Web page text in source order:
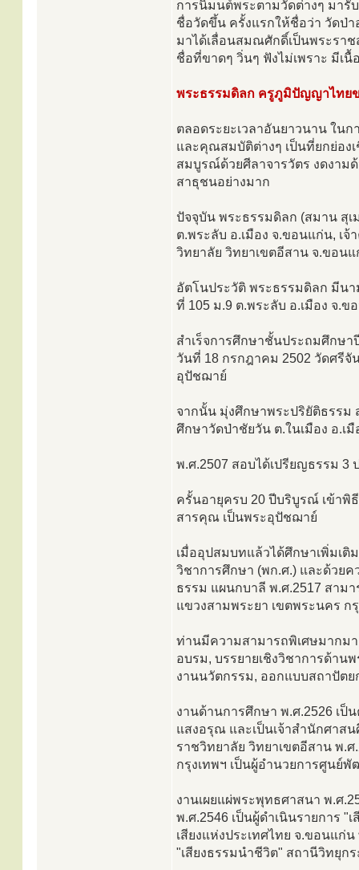
การนิมนต์พระตามวัดต่างๆ มารั
ชื่อวัดขึ้น ครั้งแรกให้ชื่อว่า วัดป่
มาได้เลื่อนสมณศักดิ์เป็นพระรา
ชื่อที่ขาดๆ วิ่นๆ ฟังไม่เพราะ มีเ
พระธรรมดิลก ครูภูมิปัญญาไทย
ตลอดระยะเวลาอันยาวนาน ใน
และคุณสมบัติต่างๆ เป็นที่ยกย่อง
สมบูรณ์ด้วยศีลาจารวัตร งดงาม
สาธุชนอย่างมาก
ปัจจุบัน พระธรรมดิลก (สมาน สุเ
ต.พระลับ อ.เมือง จ.ขอนแก่น, เ
วิทยาลัย วิทยาเขตอีสาน จ.ขอน
อัตโนประวัติ พระธรรมดิลก มีน
ที่ 105 ม.9 ต.พระลับ อ.เมือง จ.
สำเร็จการศึกษาชั้นประถมศึกษา
วันที่ 18 กรกฎาคม 2502 วัดศรีจั
อุปัชฌาย์
จากนั้น มุ่งศึกษาพระปริยัติธรรม
ศึกษาวัดป่าชัยวัน ต.ในเมือง อ.เ
พ.ศ.2507 สอบได้เปรียญธรรม 3
ครั้นอายุครบ 20 ปีบริบูรณ์ เข้าพิ
สารคุณ เป็นพระอุปัชฌาย์
เมื่ออุปสมบทแล้วได้ศึกษาเพิ่มเติ
วิชาการศึกษา (พก.ศ.) และด้วย
ธรรม แผนกบาลี พ.ศ.2517 สาม
แขวงสามพระยา เขตพระนคร ก
ท่านมีความสามารถพิเศษมากม
อบรม, บรรยายเชิงวิชาการด้า
งานนวัตกรรม, ออกแบบสถาปัต
งานด้านการศึกษา พ.ศ.2526 เ
แสงอรุณ และเป็นเจ้าสำนักศาส
ราชวิทยาลัย วิทยาเขตอีสาน พ.
กรุงเทพฯ เป็นผู้อำนวยการศูนย์
งานเผยแผ่พระพุทธศาสนา พ.ศ
พ.ศ.2546 เป็นผู้ดำเนินรายการ "
เสียงแห่งประเทศไทย จ.ขอนแก่
"เสียงธรรมนำชีวิต" สถานีวิทยุก